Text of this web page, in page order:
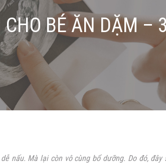
BÉ ĂN DẶM –
nấu. Mà lại còn vô cùng bổ dưỡng. Do đó, đây